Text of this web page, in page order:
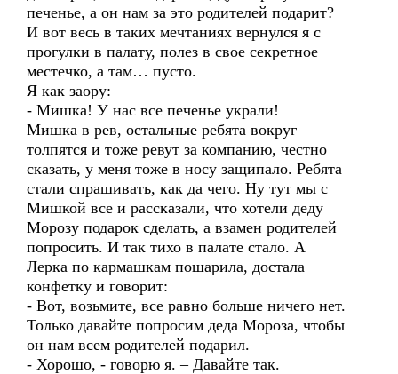
печенье, а он нам за это родителей подарит?
И вот весь в таких мечтаниях вернулся я с
прогулки в палату, полез в свое секретное
местечко, а там… пусто.
Я как заору:
- Мишка! У нас все печенье украли!
Мишка в рев, остальные ребята вокруг
толпятся и тоже ревут за компанию, честно
сказать, у меня тоже в носу защипало. Ребята
стали спрашивать, как да чего. Ну тут мы с
Мишкой все и рассказали, что хотели деду
Морозу подарок сделать, а взамен родителей
попросить. И так тихо в палате стало. А
Лерка по кармашкам пошарила, достала
конфетку и говорит:
- Вот, возьмите, все равно больше ничего нет.
Только давайте попросим деда Мороза, чтобы
он нам всем родителей подарил.
- Хорошо, - говорю я. – Давайте так.